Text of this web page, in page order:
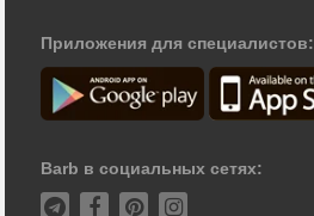
Приложения для специалистов:
Barb в социальных сетях: